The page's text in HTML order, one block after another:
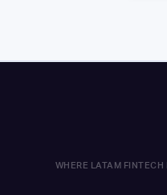
WHERE LATAM FINTECH